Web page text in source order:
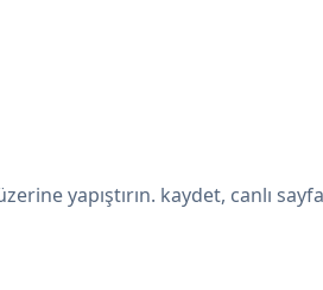
yapıştırın. kaydet, canlı